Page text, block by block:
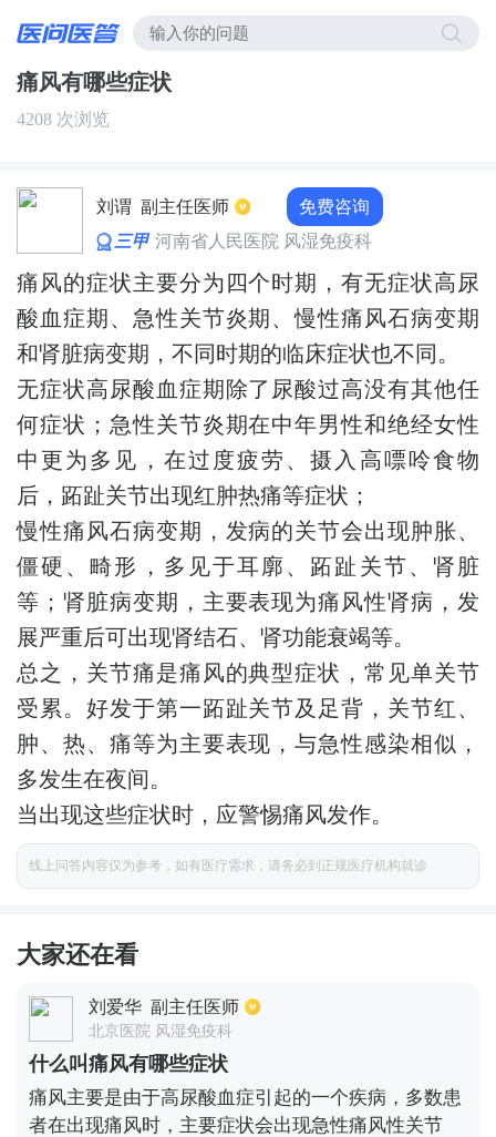
痛风有哪些症状
4208 次浏览
刘谓 副主任医师 免费咨询
三甲 河南省人民医院 风湿免疫科
痛风的症状主要分为四个时期，有无症状高尿
酸血症期、急性关节炎期、慢性痛风石病变期
和肾脏病变期，不同时期的临床症状也不同。
无症状高尿酸血症期除了尿酸过高没有其他任
何症状；急性关节炎期在中年男性和绝经女性
中更为多见，在过度疲劳、摄入高嘌呤食物
后，跖趾关节出现红肿热痛等症状；
慢性痛风石病变期，发病的关节会出现肿胀、
僵硬、畸形，多见于耳廓、跖趾关节、肾脏
等；肾脏病变期，主要表现为痛风性肾病，发
展严重后可出现肾结石、肾功能衰竭等。
总之，关节痛是痛风的典型症状，常见单关节
受累。好发于第一跖趾关节及足背，关节红、
肿、热、痛等为主要表现，与急性感染相似，
多发生在夜间。
当出现这些症状时，应警惕痛风发作。
线上问答内容仅为参考，如有医疗需求，请务必到正规医疗机构就诊
大家还在看
刘爱华 副主任医师
北京医院 风湿免疫科
什么叫痛风有哪些症状
痛风主要是由于高尿酸血症引起的一个疾病，多数患
者在出现痛风时，主要症状会出现急性痛风性关节